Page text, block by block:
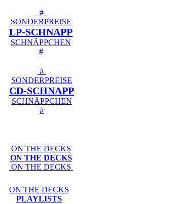
#
SONDERPREISE
LP-SCHNAPP
SCHNÄPPCHEN
#
#
SONDERPREISE
CD-SCHNAPP
SCHNÄPPCHEN
#
ON THE DECKS
ON THE DECKS
ON THE DECKS
ON THE DECKS
PLAYLISTS